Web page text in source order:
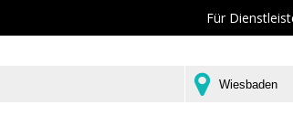
Für